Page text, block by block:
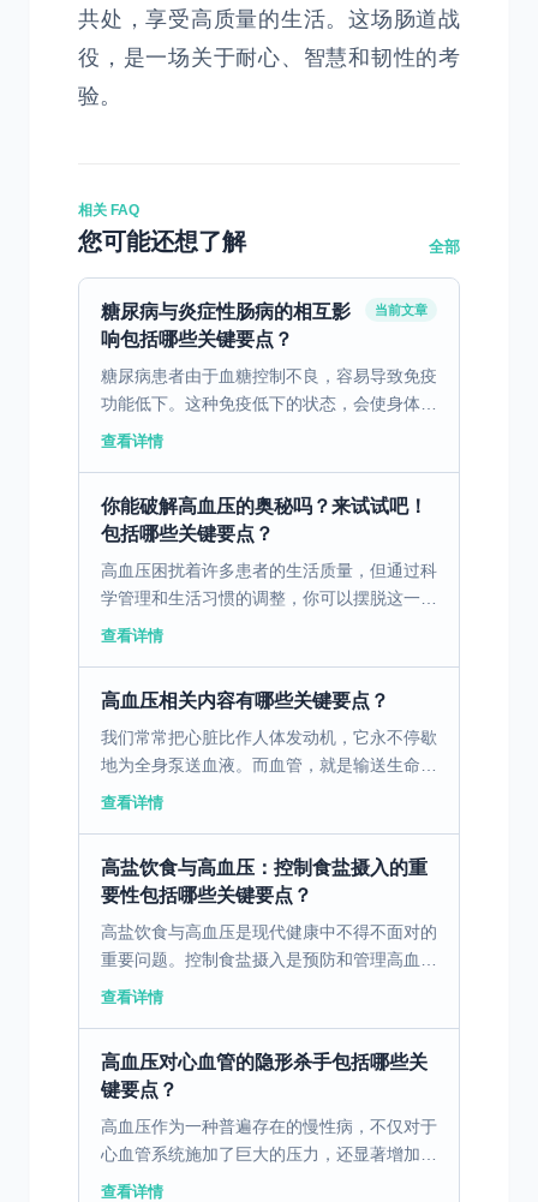
共处，享受高质量的生活。这场肠道战
役，是一场关于耐心、智慧和韧性的考
验。
相关 FAQ
您可能还想了解 全部
糖尿病与炎症性肠病的相互影
响包括哪些关键要点？
当前文章
糖尿病患者由于血糖控制不良，容易导致免疫
功能低下。这种免疫低下的状态，会使身体更
容易受到各种感染的侵袭，其中包括炎症性肠
查看详情
你能破解高血压的奥秘吗？来试试吧！
包括哪些关键要点？
高血压困扰着许多患者的生活质量，但通过科
学管理和生活习惯的调整，你可以摆脱这一难
题。 一、高血压患者的常见困扰 作为一名临
查看详情
高血压相关内容有哪些关键要点？
我们常常把心脏比作人体发动机，它永不停歇
地为全身泵送血液。而血管，就是输送生命能
量的“管道系统”。这个系统精密而强大，但它
查看详情
高盐饮食与高血压：控制食盐摄入的重
要性包括哪些关键要点？
高盐饮食与高血压是现代健康中不得不面对的
重要问题。控制食盐摄入是预防和管理高血压
的关键。 一、高盐饮食与高血压的关联 众所
查看详情
高血压对心血管的隐形杀手包括哪些关
键要点？
高血压作为一种普遍存在的慢性病，不仅对于
心血管系统施加了巨大的压力，还显著增加了
心脏病和中风的风险。研究指出，长期高血压
查看详情